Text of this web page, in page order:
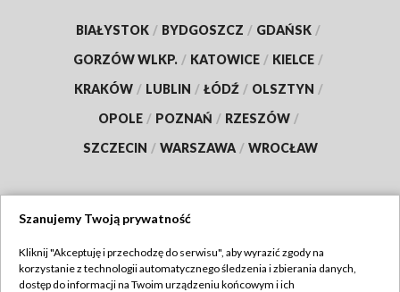
BIAŁYSTOK / BYDGOSZCZ / GDAŃSK /
GORZÓW WLKP. / KATOWICE / KIELCE /
KRAKÓW / LUBLIN / ŁÓDŹ / OLSZTYN /
OPOLE / POZNAŃ / RZESZÓW /
SZCZECIN / WARSZAWA / WROCŁAW
TVP
Szanujemy Twoją prywatność
Kliknij "Akceptuję i przechodzę do serwisu", aby wyrazić zgody na
korzystanie z technologii automatycznego śledzenia i zbierania danych,
dostęp do informacji na Twoim urządzeniu końcowym i ich